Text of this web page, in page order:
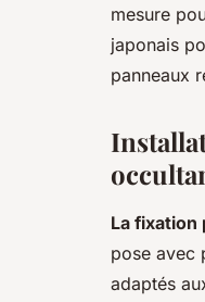
mesure
japonais
panneaux
La fixation
pose avec
adaptés